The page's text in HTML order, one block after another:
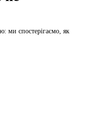
ми спостерігаємо, як